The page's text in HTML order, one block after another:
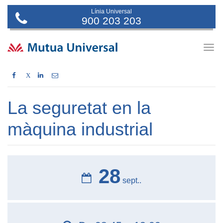
Línia Universal
900 203 203
X
La seguretat en la
màquina industrial
28 sept..